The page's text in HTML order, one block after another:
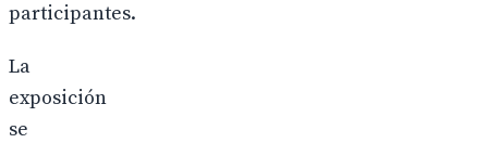
participantes.
La
exposición
se